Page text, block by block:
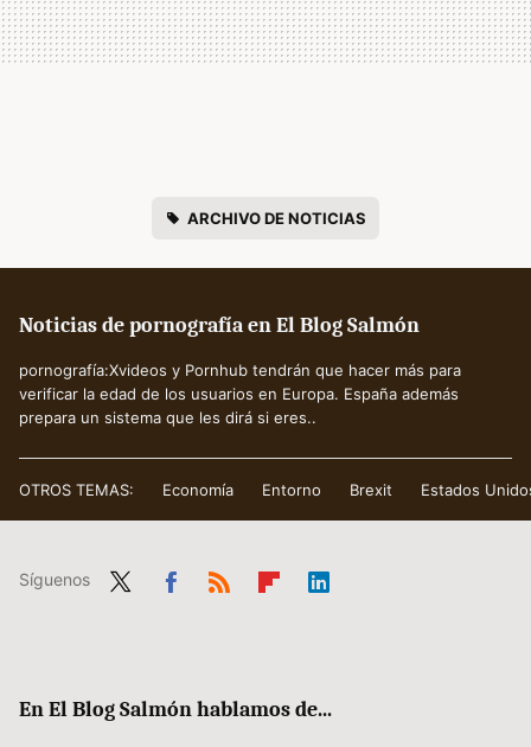
ARCHIVO DE NOTICIAS
Noticias de pornografía en El Blog Salmón
pornografía:Xvideos y Pornhub tendrán que hacer más para
verificar la edad de los usuarios en Europa. España además
prepara un sistema que les dirá si eres..
OTROS TEMAS: Economía Entorno Brexit Estados
Síguenos
En El Blog Salmón hablamos de...